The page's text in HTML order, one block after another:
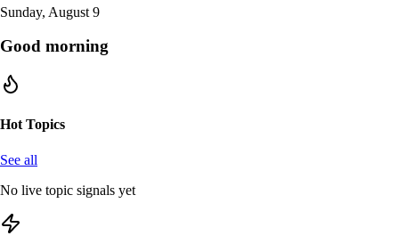
Sunday, August 9
Good morning
Hot Topics
See all
No live topic signals yet